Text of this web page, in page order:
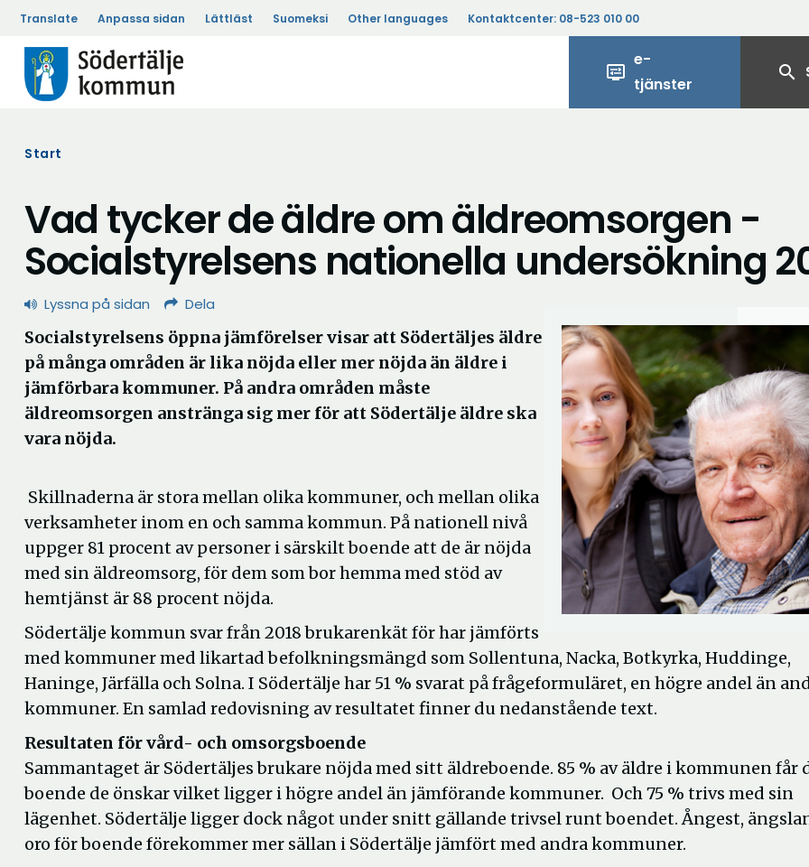
Translate Anpassa sidan Lättläst Suomeksi Other languages Kontaktcenter: 08-523 010 00
display_settings
e-
tjänster
search
Start
Vad tycker de äldre om äldreomsorgen -
Socialstyrelsens nationella undersökning
Lyssna på sidan Dela
Socialstyrelsens öppna jämförelser visar att Södertäljes äldre
på många områden är lika nöjda eller mer nöjda än äldre i
jämförbara kommuner. På andra områden måste
äldreomsorgen anstränga sig mer för att Södertälje äldre ska
vara nöjda.
Skillnaderna är stora mellan olika kommuner, och mellan olika
verksamheter inom en och samma kommun. På nationell nivå
uppger 81 procent av personer i särskilt boende att de är nöjda
med sin äldreomsorg, för dem som bor hemma med stöd av
hemtjänst är 88 procent nöjda.
Södertälje kommun svar från 2018 brukarenkät för har jämförts
med kommuner med likartad befolkningsmängd som Sollentuna, Nacka, Botkyrka, Huddinge,
Haninge, Järfälla och Solna. I Södertälje har 51 % svarat på frågeformuläret, en högre andel än
kommuner. En samlad redovisning av resultatet finner du nedanstående text.
Resultaten för vård- och omsorgsboende
Sammantaget är Södertäljes brukare nöjda med sitt äldreboende. 85 % av äldre i kommunen får
boende de önskar vilket ligger i högre andel än jämförande kommuner. Och 75 % trivs med sin
lägenhet. Södertälje ligger dock något under snitt gällande trivsel runt boendet. Ångest,
oro för boende förekommer mer sällan i Södertälje jämfört med andra kommuner.